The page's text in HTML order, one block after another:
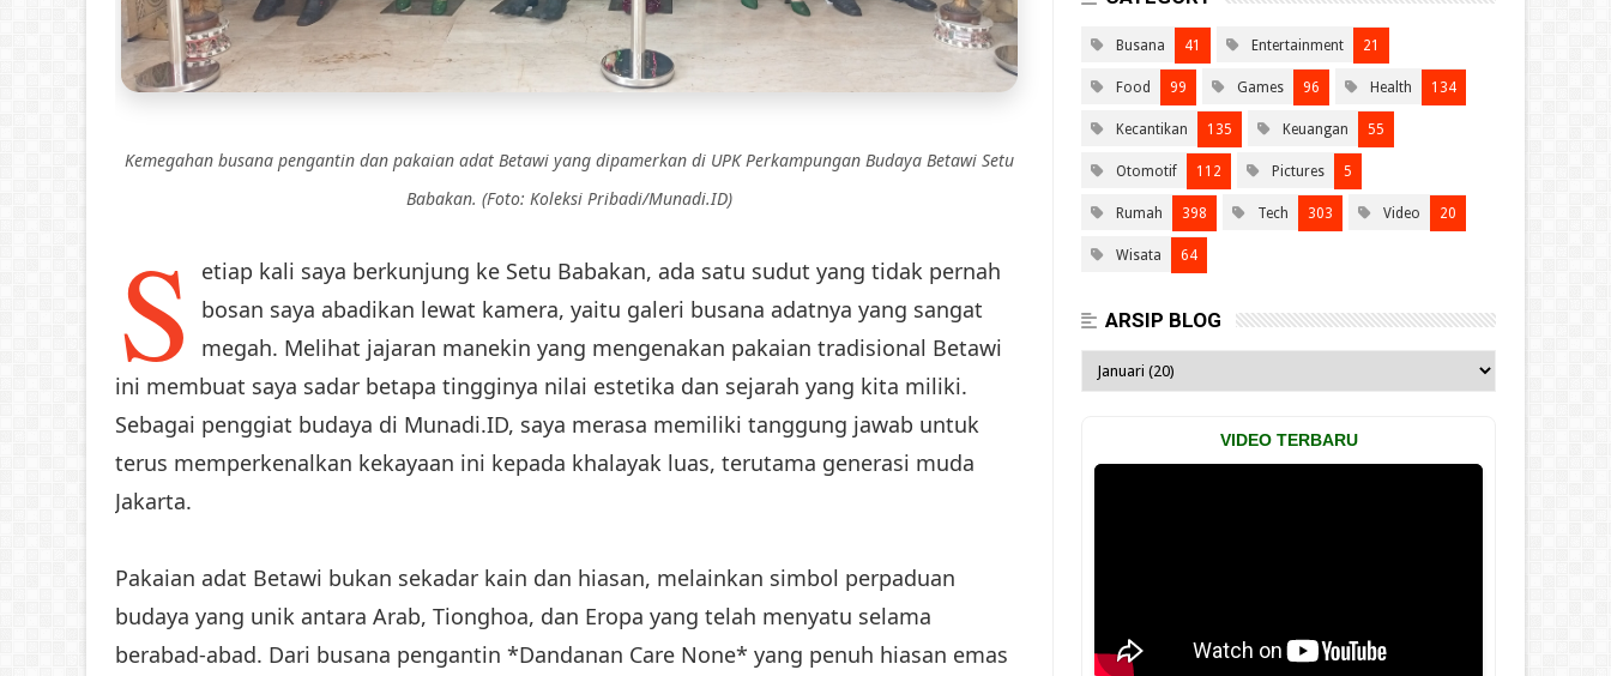
Kemegahan busana pengantin dan pakaian adat Betawi yang dipamerkan di UPK Perkampungan Budaya Betawi Setu
Babakan. (Foto: Koleksi Pribadi/Munadi.ID)
S
etiap kali saya berkunjung ke Setu Babakan, ada satu sudut yang tidak pernah
bosan saya abadikan lewat kamera, yaitu galeri busana adatnya yang sangat
megah. Melihat jajaran manekin yang mengenakan pakaian tradisional Betawi
ini membuat saya sadar betapa tingginya nilai estetika dan sejarah yang kita miliki.
Sebagai penggiat budaya di Munadi.ID, saya merasa memiliki tanggung jawab untuk
terus memperkenalkan kekayaan ini kepada khalayak luas, terutama generasi muda
Jakarta.
Pakaian adat Betawi bukan sekadar kain dan hiasan, melainkan simbol perpaduan
budaya yang unik antara Arab, Tionghoa, dan Eropa yang telah menyatu selama
berabad-abad. Dari busana pengantin *Dandanan Care None* yang penuh hiasan emas
Busana 41 Entertainment 21
Food 99 Games 96 Health 134
Kecantikan 135 Keuangan 55
Otomotif 112 Pictures 5
Rumah 398 Tech 303 Video 20
Wisata 64
ARSIP BLOG
VIDEO TERBARU